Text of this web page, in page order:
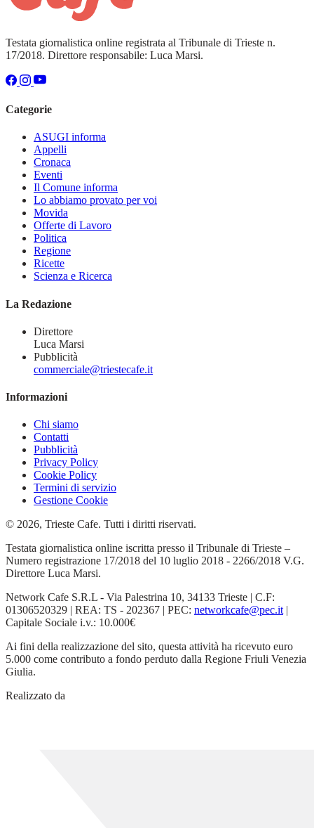
Testata giornalistica online registrata al Tribunale di Trieste n.
17/2018. Direttore responsabile: Luca Marsi.
Categorie
ASUGI informa
Appelli
Cronaca
Eventi
Il Comune informa
Lo abbiamo provato per voi
Movida
Offerte di Lavoro
Politica
Regione
Ricette
Scienza e Ricerca
La Redazione
Direttore
Luca Marsi
Pubblicità
commerciale@triestecafe.it
Informazioni
Chi siamo
Contatti
Pubblicità
Privacy Policy
Cookie Policy
Termini di servizio
Gestione Cookie
© 2026, Trieste Cafe. Tutti i diritti riservati.
Testata giornalistica online iscritta presso il Tribunale di Trieste –
Numero registrazione 17/2018 del 10 luglio 2018 - 2266/2018 V.G.
Direttore Luca Marsi.
Network Cafe S.R.L - Via Palestrina 10, 34133 Trieste | C.F:
01306520329 | REA: TS - 202367 | PEC: networkcafe@pec.it|
Capitale Sociale i.v.: 10.000€
Ai fini della realizzazione del sito, questa attività ha ricevuto euro
5.000 come contributo a fondo perduto dalla Regione Friuli Venezia
Giulia.
Realizzato da